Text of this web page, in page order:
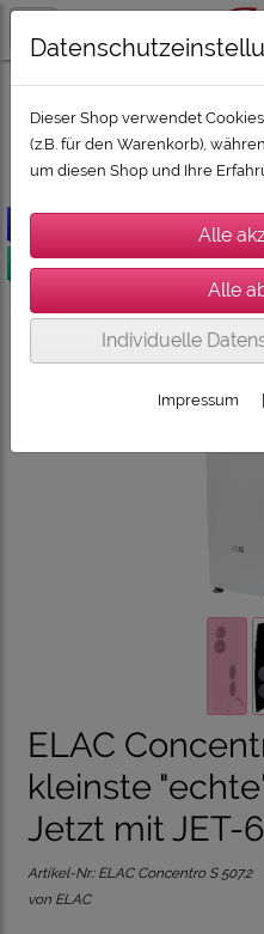
LAUTSPRECHER /
ELAC Lautsprecher
versandkostenfrei
ELAC
kleinste
Jetzt mit JET-
Artikel-Nr.: ELAC Concentro S 507.2
von ELAC
Dieser Shop verwendet
(z.B. für den Warenkorb),
um diesen Shop und Ihre
Individuelle
Impressum